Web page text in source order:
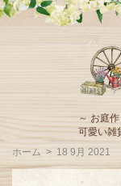
～ お庭
可愛い雑
ホーム > 18 9月 2021